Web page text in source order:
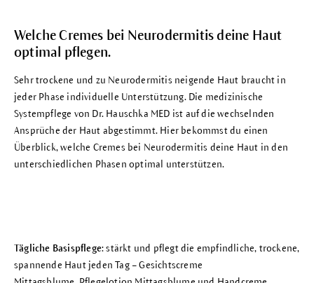
Welche Cremes bei Neurodermitis deine Haut
optimal pflegen.
Sehr trockene und zu Neurodermitis neigende Haut braucht in
jeder Phase individuelle Unterstützung. Die medizinische
Systempflege von Dr. Hauschka MED ist auf die wechselnden
Ansprüche der Haut abgestimmt. Hier bekommst du einen
Überblick, welche Cremes bei Neurodermitis deine Haut in den
unterschiedlichen Phasen optimal unterstützen.
Tägliche Basispflege: stärkt und pflegt die empfindliche, trockene,
spannende Haut jeden Tag –Gesichtscreme